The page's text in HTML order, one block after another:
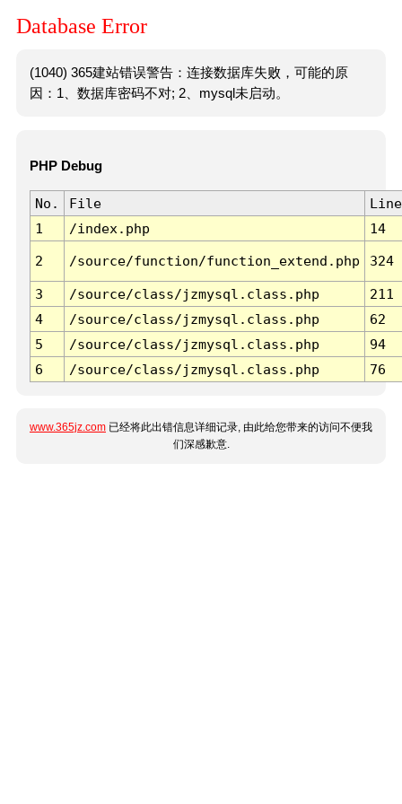
Database Error
(1040) 365建站错误警告：连接数据库失败，可能的原
因：1、数据库密码不对; 2、mysql未启动。
PHP Debug
No. File
Line
1
/index.php 14
2 /source/function/function_extend.php 324
3 /source/class/jzmysql.class.php
211
4
/source/class/jzmysql.class.php
62
5
/source/class/jzmysql.class.php
94
6
/source/class/jzmysql.class.php 76
www.365jz.com 已经将此出错信息详细记录, 由此给您带来的访问不便我
们深感歉意.